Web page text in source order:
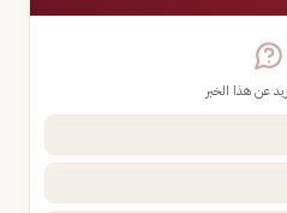
عن هذا الخبر